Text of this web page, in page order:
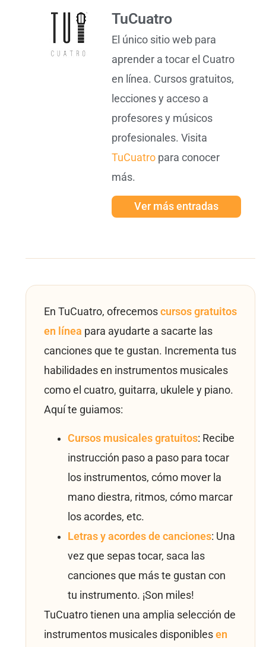
TuCuatro
El único sitio web para
aprender a tocar el Cuatro
en línea. Cursos gratuitos,
lecciones y acceso a
profesores y músicos
profesionales. Visita
TuCuatropara conocer
más.
Ver más entradas
En TuCuatro, ofrecemos cursos gratuitos
en línea para ayudarte a sacarte las
canciones que te gustan. Incrementa tus
habilidades en instrumentos musicales
como el cuatro, guitarra, ukulele y piano.
Aquí te guiamos:
Cursos musicales gratuitos: Recibe
instrucción paso a paso para tocar
los instrumentos, cómo mover la
mano diestra, ritmos, cómo marcar
los acordes, etc.
Letras y acordes de canciones: Una
vez que sepas tocar, saca las
canciones que más te gustan con
tu instrumento. ¡Son miles!
TuCuatro tienen una amplia selección de
instrumentos musicales disponibles en